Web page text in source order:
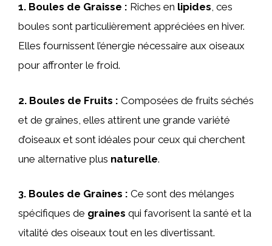
1. Boules de Graisse : Riches en lipides, ces
boules sont particulièrement appréciées en hiver.
Elles fournissent l’énergie nécessaire aux oiseaux
pour affronter le froid.
2. Boules de Fruits : Composées de fruits séchés
et de graines, elles attirent une grande variété
d’oiseaux et sont idéales pour ceux qui cherchent
une alternative plus naturelle.
3. Boules de Graines : Ce sont des mélanges
spécifiques de graines qui favorisent la santé et la
vitalité des oiseaux tout en les divertissant.